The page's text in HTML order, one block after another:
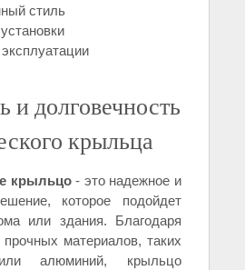
стиль
и долговечность
крыльца
крыльцо- это надежное и
которое подойдет
или здания. Благодаря
материалов, таких
алюминий, крыльцо